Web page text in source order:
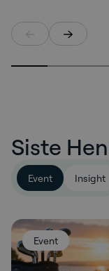
Siste
Event Insight
Event